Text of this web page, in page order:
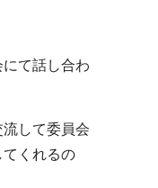
て話し合わ
して委員会
くれるの